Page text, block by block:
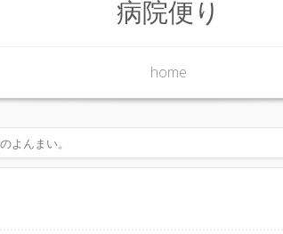
病院便り
home
よんまい。